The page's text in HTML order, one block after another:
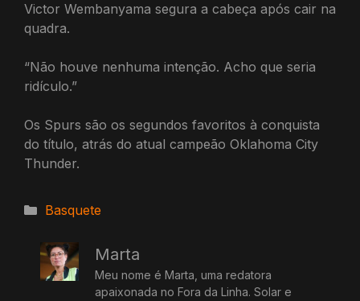
Victor Wembanyama segura a cabeça após cair na
quadra.
“Não houve nenhuma intenção. Acho que seria
ridículo.”
Os Spurs são os segundos favoritos à conquista
do título, atrás do atual campeão Oklahoma City
Thunder.
Categorias
Basquete
Marta
Meu nome é Marta, uma redatora
apaixonada no Fora da Linha. Solar e